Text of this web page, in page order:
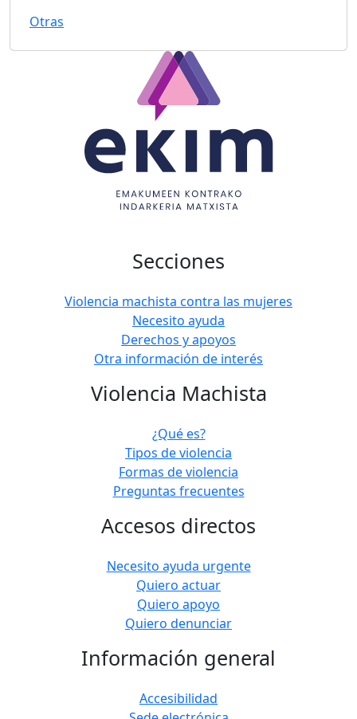
Otras
Secciones
Violencia machista contra las mujeres
Necesito ayuda
Derechos y apoyos
Otra información de interés
Violencia Machista
¿Qué es?
Tipos de violencia
Formas de violencia
Preguntas frecuentes
Accesos directos
Necesito ayuda urgente
Quiero actuar
Quiero apoyo
Quiero denunciar
Información general
Accesibilidad